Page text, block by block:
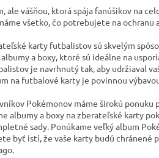
ale vášňou, ktorá spája fanúšikov na
všetko, čo potrebujete na
karty futbalistovsú skvelým
a boxy, ktoré sú ideálne na
je navrhnutý tak, aby udržiaval
na futbalové karty je povinnou
Pokémonov máme širokú
albumy a boxy nazberateľské karty
sady. Ponúkame veľký album
byť istí, že vaše karty budú chránené